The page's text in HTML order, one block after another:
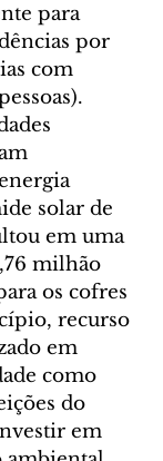
para
por
com
solar de
em uma
milhão
os cofres
recurso
em
como
do
em